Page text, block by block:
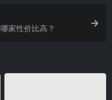
家性价比高？